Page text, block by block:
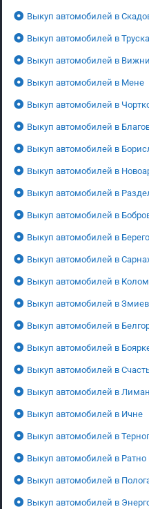
Выкуп автомобилей в
Выкуп автомобилей в
Выкуп автомобилей в
Выкуп автомобилей в Мене
Выкуп автомобилей в
Выкуп автомобилей в
Выкуп автомобилей в
Выкуп автомобилей в
Выкуп автомобилей в
Выкуп автомобилей в
Выкуп автомобилей в
Выкуп автомобилей в
Выкуп автомобилей в
Выкуп автомобилей в
Выкуп автомобилей в
Выкуп автомобилей в
Выкуп автомобилей в
Выкуп автомобилей в
Выкуп автомобилей в Ичне
Выкуп автомобилей в
Выкуп автомобилей в Ратно
Выкуп автомобилей в
Выкуп автомобилей в